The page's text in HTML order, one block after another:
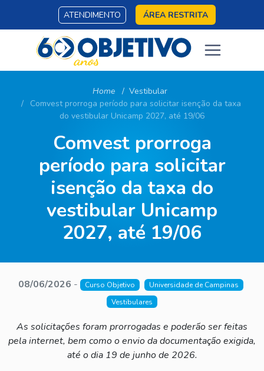
ATENDIMENTO ÁREA RESTRITA
Home
Vestibular
Comvest prorroga período para solicitar isenção da taxa
do vestibular Unicamp 2027, até 19/06
Comvest prorroga
período para solicitar
isenção da taxa do
vestibular Unicamp
2027, até 19/06
08/06/2026 - Curso Objetivo
Universidade de Campinas
Vestibulares
As solicitações foram prorrogadas e poderão ser feitas
pela internet, bem como o envio da documentação exigida,
até o dia 19 de junho de 2026.